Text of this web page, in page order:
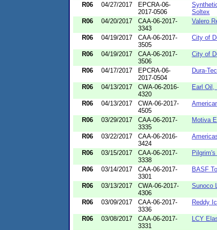
R06 04/27/2017
EPCRA-06-
2017-0506
Soltex
R06
04/20/2017
CAA-06-2017-
3343
Valero
R06 04/19/2017
CAA-06-2017-
3505
City of
R06 04/19/2017
CAA-06-2017-
3506
City of
R06 04/17/2017
EPCRA-06-
2017-0504
Dura-
R06 04/13/2017
CWA-06-2016-
4320
Earl Oil,
R06 04/13/2017
CWA-06-2017-
4505
R06 03/29/2017
CAA-06-2017-
3335
Motiva
R06 03/22/2017
CAA-06-2016-
3424
R06 03/15/2017
CAA-06-2017-
3338
R06 03/14/2017
CAA-06-2017-
3301
BASF
R06 03/13/2017
CWA-06-2017-
4306
Sunoco
R06 03/09/2017
CAA-06-2017-
3336
Reddy
R06 03/08/2017
CAA-06-2017-
3331
LCY